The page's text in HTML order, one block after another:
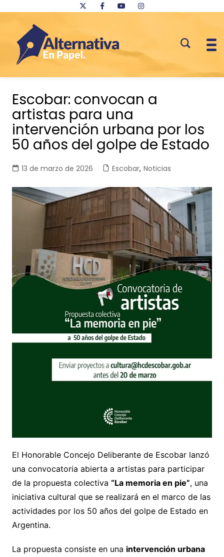
contenido
Escobar: convocan a
artistas para una
intervención urbana por los
50 años del golpe de Estado
13 de marzo de 2026 Escobar, Noticias
El Honorable Concejo Deliberante de Escobar lanzó
una convocatoria abierta a artistas para participar
de la propuesta colectiva “La memoria en pie”, una
iniciativa cultural que se realizará en el marco de las
actividades por los 50 años del golpe de Estado en
Argentina.
La propuesta consiste en una intervención urbana